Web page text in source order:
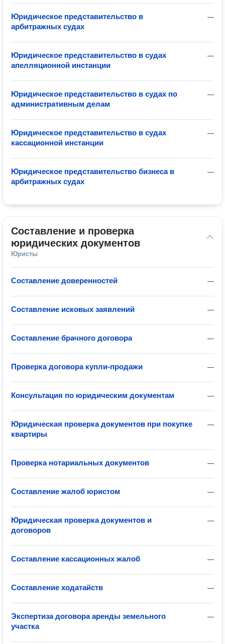
—
Юридическое представительство в
арбитражных судах
—
Юридическое представительство в судах
апелляционной инстанции
—
Юридическое представительство в судах по
административным делам
—
Юридическое представительство в судах
кассационной инстанции
—
Юридическое представительство бизнеса в
арбитражных судах
Составление и проверка
юридических документов
Юристы
—
Составление доверенностей
—
Составление исковых заявлений
—
Составление брачного договора
—
Проверка договора купли-продажи
—
Консультация по юридическим документам
—
Юридическая проверка документов при покупке
квартиры
—
Проверка нотариальных документов
—
Составление жалоб юристом
—
Юридическая проверка документов и
договоров
—
Составление кассационных жалоб
—
Составление ходатайств
—
Экспертиза договора аренды земельного
участка